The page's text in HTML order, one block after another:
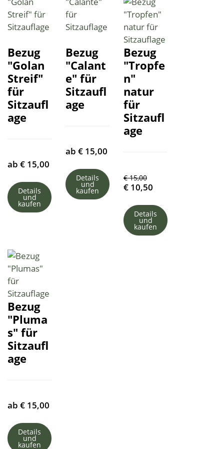
Bezug
"Golan
Streif"
für
Sitzaufl
age
ab € 15,00
Details
und
kaufen
Bezug
"Calant
e" für
Sitzaufl
age
ab € 15,00
Details
und
kaufen
Bezug
"Tropfe
n"
natur
für
Sitzaufl
age
€ 15,00
€ 10,50
Details
und
kaufen
Bezug
"Pluma
s" für
Sitzaufl
age
ab € 15,00
Details
und
kaufen